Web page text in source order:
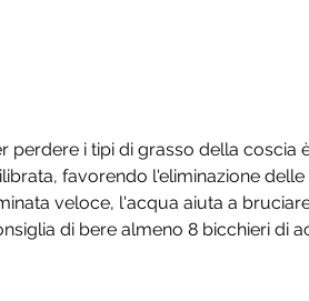
favorendo l'eliminazione delle
veloce, l'acqua aiuta a
di bere almeno 8 bicchieri di